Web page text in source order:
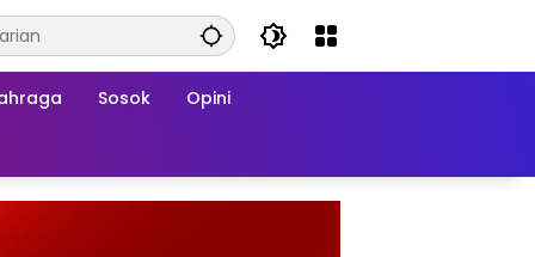
Sosok Opini